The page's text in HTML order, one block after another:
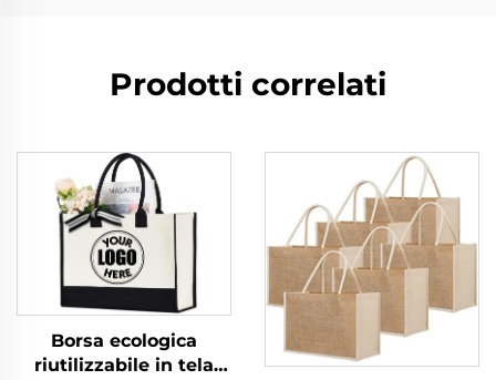
Prodotti correlati
Borsa ecologica
riutilizzabile in tela